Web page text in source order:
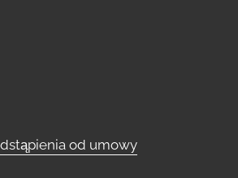
od umowy